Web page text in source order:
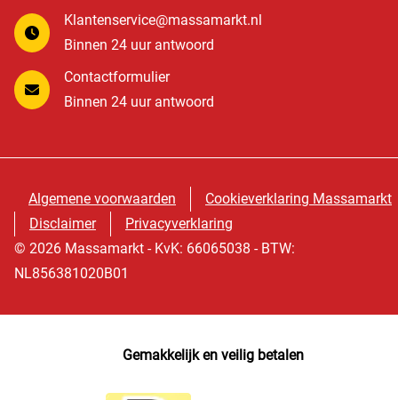
Klantenservice@massamarkt.nl
Binnen 24 uur antwoord
Contactformulier
Binnen 24 uur antwoord
Algemene voorwaarden
Cookieverklaring Massamarkt
Disclaimer
Privacyverklaring
© 2026 Massamarkt - KvK: 66065038 - BTW:
NL856381020B01
Gemakkelijk en veilig betalen